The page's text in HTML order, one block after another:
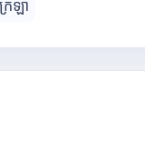
រឡា